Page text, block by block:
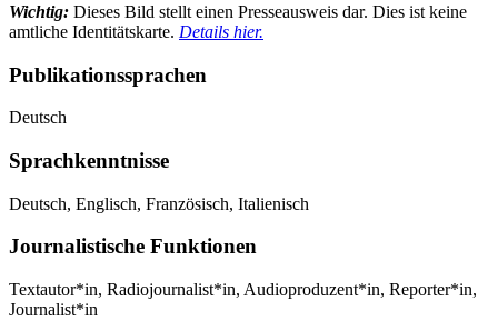
Wichtig: Dieses Bild stellt einen Presseausweis dar. Dies ist keine
amtliche Identitätskarte. Details hier.
Publikationssprachen
Deutsch
Sprachkenntnisse
Deutsch, Englisch, Französisch, Italienisch
Journalistische Funktionen
Textautor*in, Radiojournalist*in, Audioproduzent*in, Reporter*in,
Journalist*in